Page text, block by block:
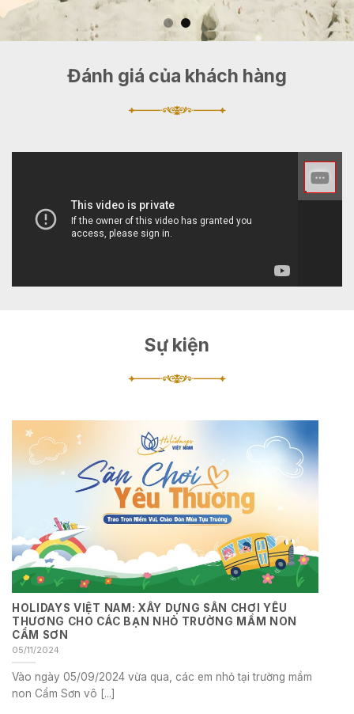
Đánh giá của khách hàng
Sự kiện
HOLIDAYS VIỆT NAM: XÂY DỰNG SÂN CHƠI YÊU
THƯƠNG CHO CÁC BẠN NHỎ TRƯỜNG MẦM NON
CẨM SƠN
05/11/2024
Vào ngày 05/09/2024 vừa qua, các em nhỏ tại trường mầm
non Cẩm Sơn vô [...]